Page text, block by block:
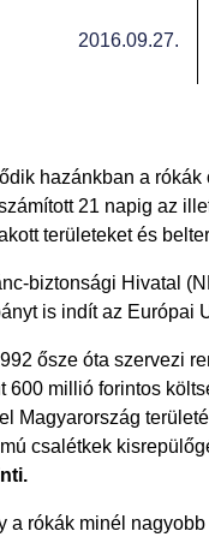
2016.09.27.
hazánkban a
21 napig az
területeket és
biztonsági Hivatal
is indít az Európai
ősze óta szervezi
600 millió forintos
Magyarország
csalétkek
a rókák minél